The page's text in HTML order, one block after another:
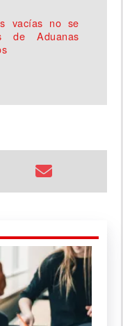
vacías no se
de Aduanas